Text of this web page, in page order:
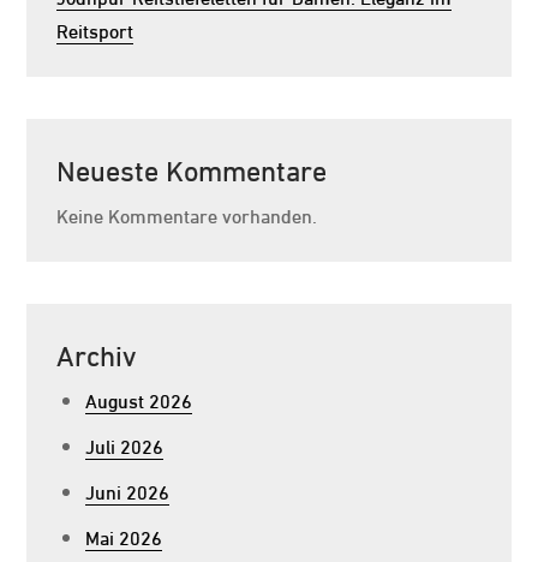
Reitsport
Neueste Kommentare
Keine Kommentare vorhanden.
Archiv
August 2026
Juli 2026
Juni 2026
Mai 2026